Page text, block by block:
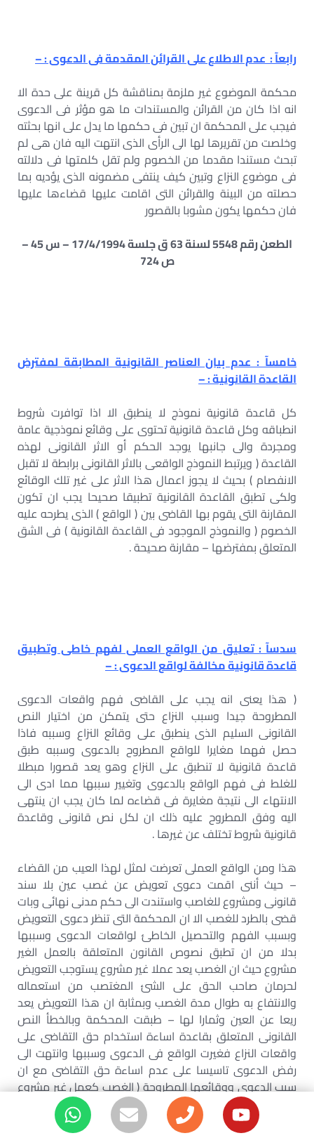
رابعآ : عدم الاطلاع على القرائن المقدمة فى الدعوى : –
محكمة الموضوع غير ملزمة بمناقشة كل قرينة على حدة الا
انه اذا كان من القرائن والمستندات ما هو مؤثر فى الدعوى
فيجب على المحكمة ان تبين فى حكمها ما يدل على انها بحثته
وخلصت من تقريرها لها الى الرأى الذى انتهت اليه فان هى لم
تبحث مستندا مقدما من الخصوم ولم تقل كلمتها فى دلالته
فى موضوع النزاع وتبين كيف ينتفى مضمونه الذى يؤديه بما
حصلته من البينة والقرائن التى اقامت عليها قضاءها عليها
فان حكمها يكون مشوبا بالقصور
الطعن رقم 5548 لسنة 63 ق جلسة 17/4/1994 – س 45 –
ص 724
خامسآ : عدم بيان العناصر القانونية المطابقة لمفترض
القاعدة القانونية : –
كل قاعدة قانونية نموذج لا ينطبق الا اذا توافرت شروط
انطباقه وكل قاعدة قانونية تحتوى على وقائع نموذجية عامة
ومجردة والى جانبها يوجد الحكم أو الاثر القانونى لهذه
القاعدة ( ويرتبط النموذج الواقعى بالاثر القانونى برابطة لا تقبل
الانفصام ) بحيث لا يجوز اعمال هذا الاثر على غير تلك الوقائع
ولكى تطبق القاعدة القانونية تطبيقا صحيحا يجب ان تكون
المقارنة التى يقوم بها القاضى بين ( الواقع ) الذى يطرحه عليه
الخصوم ( والنموذج الموجود فى القاعدة القانونية ) فى الشق
المتعلق بمفترضها – مقارنة صحيحة .
سدسآ : تعليق من الواقع العملى لفهم خاطى وتطبيق
قاعدة قانونية مخالفة لواقع الدعوى : –
( هذا يعنى انه يجب على القاضى فهم واقعات الدعوى
المطروحة جيدا وسبب النزاع حتى يتمكن من اختيار النص
القانونى السليم الذى ينطبق على وقائع النزاع وسببه فاذا
حصل فهما مغايرا للواقع المطروح بالدعوى وسببه طبق
قاعدة قانونية لا تنطبق على النزاع وهو يعد قصورا مبطلا
للغلط فى فهم الواقع بالدعوى وتغيير سببها مما ادى الى
الانتهاء الى نتيجة مغايرة فى قضاءه لما كان يجب ان ينتهى
اليه وفق المطروح عليه ذلك ان لكل نص قانونى وقاعدة
قانونية شروط تختلف عن غيرها .
هذا ومن الواقع العملى تعرضت لمثل لهذا العيب من القضاء
– حيث أننى اقمت دعوى تعويض عن غصب عين بلا سند
قانونى ومشروع للغاصب واستندت الى حكم مدنى نهائى وبات
قضى بالطرد للغصب الا ان المحكمة التى تنظر دعوى التعويض
وبسبب الفهم والتحصيل الخاطئ لواقعات الدعوى وسببها
بدلا من ان تطبق نصوص القانون المتعلقة بالعمل الغير
مشروع حيث ان الغصب يعد عملا غير مشروع يستوجب التعويض
لحرمان صاحب الحق على الشئ المغتصب من استعماله
والانتفاع به طوال مدة الغصب وبمثابة ان هذا التعويض يعد
ريعا عن العين وثمارا لها – طبقت المحكمة وبالخطأ النص
القانونى المتعلق بقاعدة اساءة استخدام حق التقاضى على
واقعات النزاع فغيرت الواقع فى الدعوى وسببها وانتهت الى
رفض الدعوى تاسيسا على عدم اساءة حق التقاضى مع ان
سبب الدعوى ووقائعها المطروحة ( الغصب كعمل غير مشروع
) وشتان الفارق ما بين السببين واحكام وشروط انطباق كل
منهما فالغصب ليس محلا لحق التقاضى ) ومن ثم فاحد صور